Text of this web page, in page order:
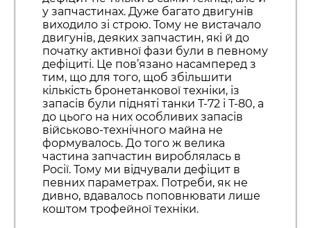
у запчастинах. Дуже багато двигунів
виходило зі строю. Тому не вистачало
двигунів, деяких запчастин, які й до
початку активної фази були в певному
дефіциті. Це пов’язано насамперед з
тим, що для того, щоб збільшити
кількість бронетанкової техніки, із
запасів були підняті танки Т-72 і Т-80, а
до цього на них особливих запасів
військово-технічного майна не
формувалось. До того ж велика
частина запчастин вироблялась в
Росії. Тому ми відчували дефіцит в
певних параметрах. Потреби, як не
дивно, вдавалось поповнювати лише
коштом трофейної техніки.